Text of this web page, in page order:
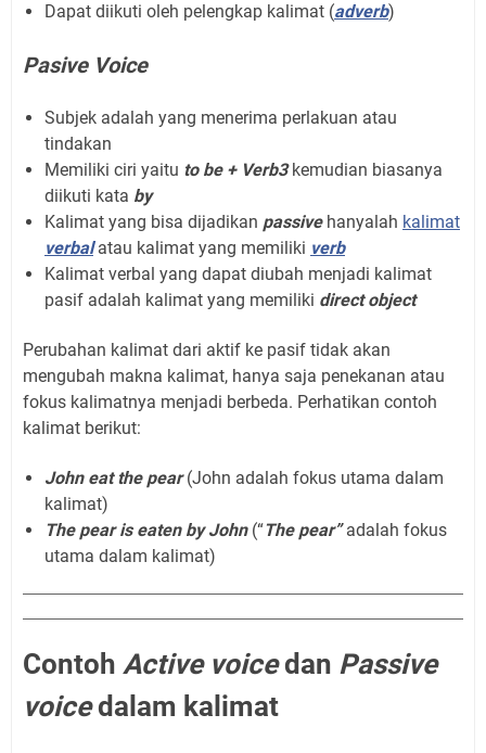
Dapat diikuti oleh pelengkap kalimat (adverb)
Pasive Voice
Subjek adalah yang menerima perlakuan atau
tindakan
Memiliki ciri yaitu to be + Verb3kemudian biasanya
diikuti kata by
Kalimat yang bisa dijadikan passivehanyalah kalimat
verbalatau kalimat yang memiliki verb
Kalimat verbal yang dapat diubah menjadi kalimat
pasif adalah kalimat yang memiliki direct object
Perubahan kalimat dari aktif ke pasif tidak akan
mengubah makna kalimat, hanya saja penekanan atau
fokus kalimatnya menjadi berbeda. Perhatikan contoh
kalimat berikut:
John eat the pear(John adalah fokus utama dalam
kalimat)
The pear is eaten by John(“The pear”adalah fokus
utama dalam kalimat)
Contoh Active voicedan Passive
voicedalam kalimat